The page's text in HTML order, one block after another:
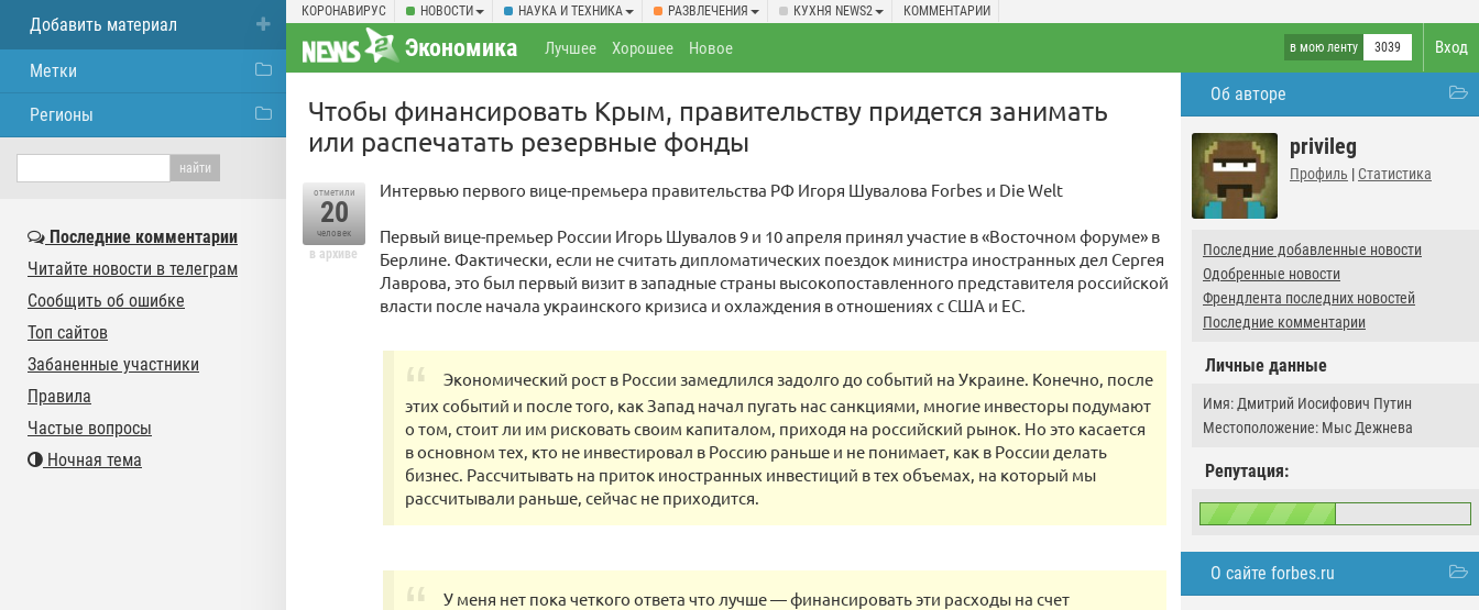
КОРОНАВИРУС НОВОСТИ НАУКА И ТЕХНИКА РАЗВЛЕЧЕНИЯ КУХНЯ NEWS2 КОММЕНТАРИИ
Вход
Экономика в мою ленту 3039
Лучшее Хорошее Новое
Об авторе
privileg
Профиль | Статистика
Последние добавленные новости
Одобренные новости
Френдлента последних новостей
Последние комментарии
Личные данные
Имя: Дмитрий Иосифович Путин
Местоположение: Мыс Дежнева
Репутация:
О сайте forbes.ru
Чтобы финансировать Крым, правительству придется занимать
или распечатать резервные фонды
отметили
20
человек
в архиве
Интервью первого вице-премьера правительства РФ Игоря Шувалова Forbes и Die Welt
Первый вице-премьер России Игорь Шувалов 9 и 10 апреля принял участие в «Восточном форуме» в
Берлине. Фактически, если не считать дипломатических поездок министра иностранных дел Сергея
Лаврова, это был первый визит в западные страны высокопоставленного представителя российской
власти после начала украинского кризиса и охлаждения в отношениях с США и ЕС.
Экономический рост в России замедлился задолго до событий на Украине. Конечно, после
этих событий и после того, как Запад начал пугать нас санкциями, многие инвесторы подумают
о том, стоит ли им рисковать своим капиталом, приходя на российский рынок. Но это касается
в основном тех, кто не инвестировал в Россию раньше и не понимает, как в России делать
бизнес. Рассчитывать на приток иностранных инвестиций в тех объемах, на который мы
рассчитывали раньше, сейчас не приходится.
У меня нет пока четкого ответа что лучше — финансировать эти расходы на счет
Добавить материал
Метки
Регионы
Последние комментарии
Читайте новости в телеграм
Сообщить об ошибке
Топ сайтов
Забаненные участники
Правила
Частые вопросы
Ночная тема